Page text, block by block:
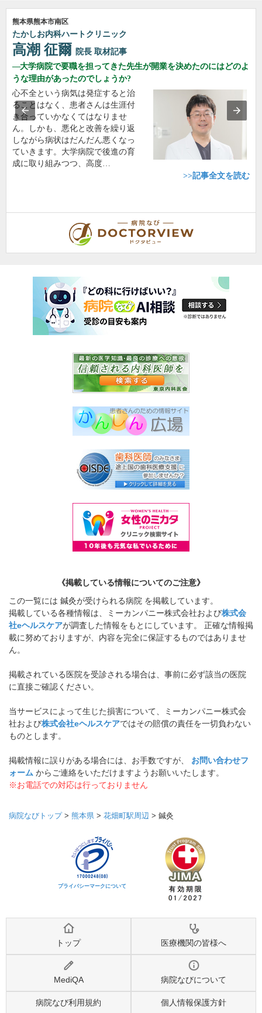
熊本県熊本市南区
たかしお内科ハートクリニック
高潮 征爾 院長 取材記事
大学病院で要職を担ってきた先生が開業を決めたのにはどのよ
うな理由があったのでしょうか?
心不全という病気は発症すると治
ることはなく、患者さんは生涯付
き合っていかなくてはなりませ
ん。しかも、悪化と改善を繰り返
しながら病状はだんだん悪くなっ
ていきます。大学病院で後進の育
成に取り組みつつ、高度…
>>記事全文を読む
《掲載している情報についてのご注意》
この一覧には 鍼灸が受けられる病院 を掲載しています。
掲載している各種情報は、ミーカンパニー株式会社および株式会
社eヘルスケアが調査した情報をもとにしています。 正確な情報掲
載に努めておりますが、内容を完全に保証するものではありませ
ん。
掲載されている医院を受診される場合は、事前に必ず該当の医院
に直接ご確認ください。
当サービスによって生じた損害について、ミーカンパニー株式会
社および株式会社eヘルスケアではその賠償の責任を一切負わない
ものとします。
掲載情報に誤りがある場合には、お手数ですが、 お問い合わせフ
ォーム からご連絡をいただけますようお願いいたします。
※お電話での対応は行っておりません
病院なびトップ> 熊本県 > 花畑町駅周辺 > 鍼灸
プライバシーマークについて
トップ 医療機関の皆様へ
MediQA 病院なびについて
病院なび利用規約 個人情報保護方針